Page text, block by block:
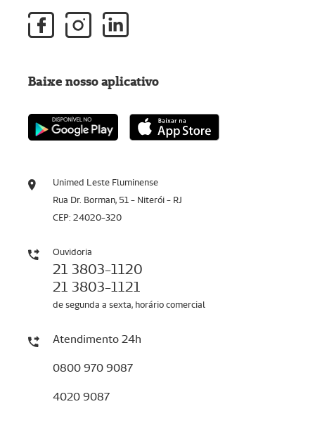
Unimed Leste Fluminense
Rua Dr. Borman, 51 - Niterói - RJ
CEP: 24020-320
Ouvidoria
21 3803-1120
21 3803-1121
de segunda a sexta, horário comercial
Atendimento 24h
0800 970 9087
4020 9087
Baixe nosso aplicativo